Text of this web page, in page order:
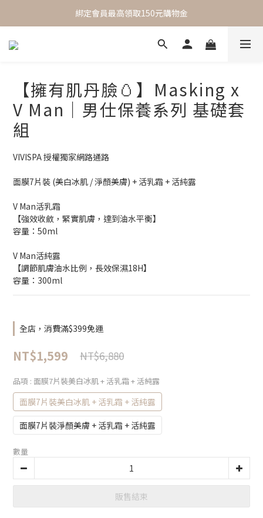
One Day One Masking  極簡保養｜極致呵護
綁定會員最高領取150元購物金
One Day One Masking  極簡保養｜極致呵護
【擁有肌丹臉🥚】Masking x
V Man｜男仕保養系列 基礎套
組
VIVISPA 授權獨家網路通路
面膜7片裝 (美白冰肌 / 淨顏美膚) + 活乳霜 + 活純露
V Man活乳霜
【強效收斂，緊實肌膚，達到油水平衡】
容量：50ml
V Man活純露
【調節肌膚油水比例，長效保濕18H】
容量：300ml
全店，消費滿$399免運
NT$1,599 NT$6,880
品項 : 面膜7片裝美白冰肌 + 活乳霜 + 活純露
面膜7片裝美白冰肌 + 活乳霜 + 活純露
面膜7片裝淨顏美膚 + 活乳霜 + 活純露
數量
販售結束